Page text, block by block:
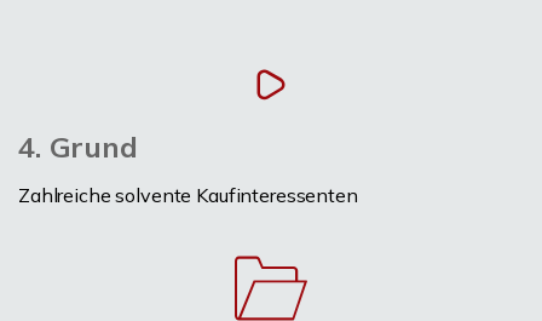
4. Grund
Zahlreiche solvente Kaufinteressenten